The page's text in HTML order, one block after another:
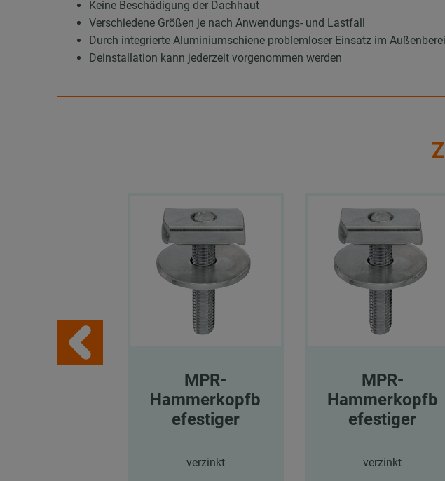
Keine Beschädigung der Dachhaut
Verschiedene Größen je nach Anwendungs- und Lastfall
Durch integrierte Aluminiumschiene problemloser Einsatz im
Deinstallation kann jederzeit vorgenommen werden
MPR-
Hammerkopfb
efestiger
verzinkt
MPR-
Hammerkopfb
efestiger
verzinkt